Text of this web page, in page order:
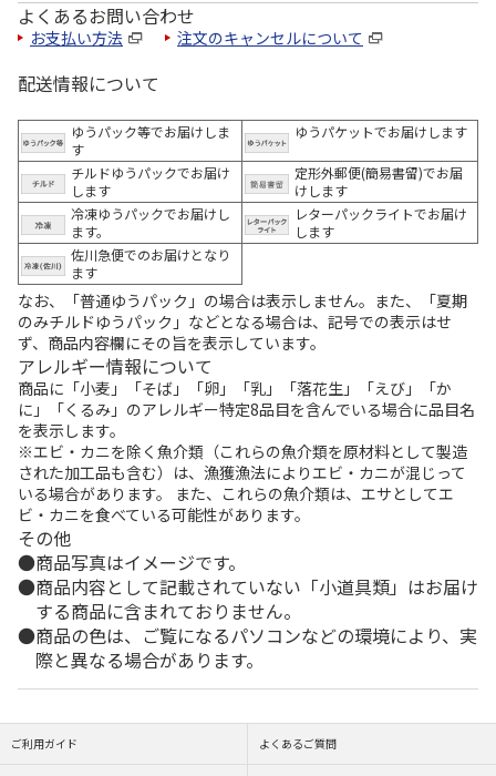
よくあるお問い合わせ
お支払い方法 注文のキャンセルについて
配送情報について
ゆうパック等でお届けしま
す
ゆうパケットでお届けします
チルドゆうパックでお届け
します
定形外郵便(簡易書留)でお届
けします
冷凍ゆうパックでお届けし
ます。
レターパックライトでお届け
します
佐川急便でのお届けとなり
ます
なお、「普通ゆうパック」の場合は表示しません。また、「夏期
のみチルドゆうパック」などとなる場合は、記号での表示はせ
ず、商品内容欄にその旨を表示しています。
アレルギー情報について
商品に「小麦」「そば」「卵」「乳」「落花生」「えび」「か
に」「くるみ」のアレルギー特定8品目を含んでいる場合に品目名
を表示します。
※エビ・カニを除く魚介類（これらの魚介類を原材料として製造
された加工品も含む）は、漁獲漁法によりエビ・カニが混じって
いる場合があります。 また、これらの魚介類は、エサとしてエ
ビ・カニを食べている可能性があります。
その他
商品写真はイメージです。
商品内容として記載されていない「小道具類」はお届け
する商品に含まれておりません。
商品の色は、ご覧になるパソコンなどの環境により、実
際と異なる場合があります。
ご利用ガイド よくあるご質問